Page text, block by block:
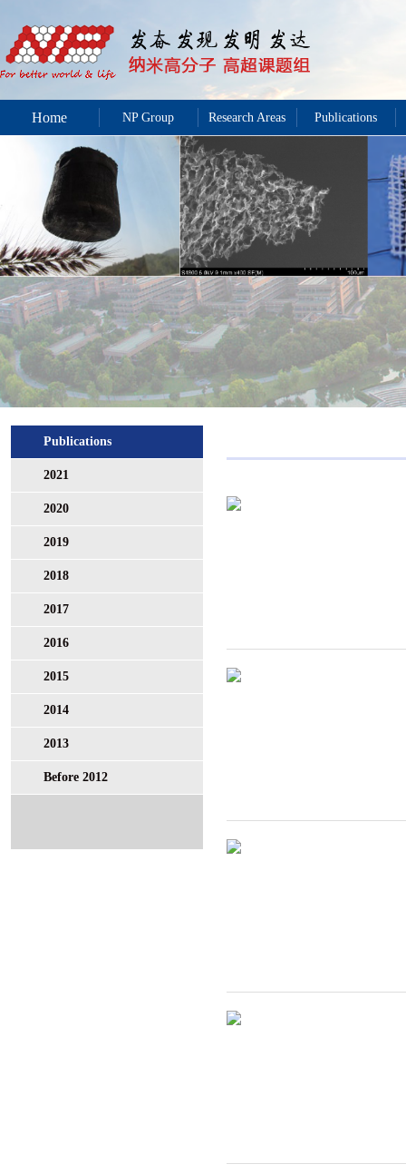
Home NP Group Research Areas Publications
Publications
2021
2020
2019
2018
2017
2016
2015
2014
2013
Before 2012